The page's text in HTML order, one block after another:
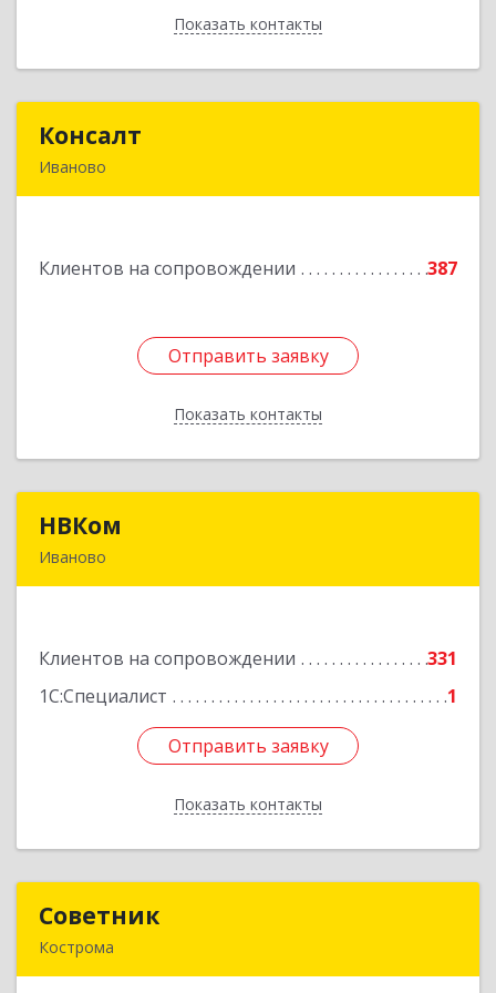
Показать контакты
Назад
Консалт
Иваново
Клиентов на сопровождении 387
Отправить заявку
Показать контакты
Подробнее
Отправить заявку
Назад
НВКом
Иваново
Клиентов на сопровождении
331
1С:Специалист
1
Отправить заявку
Показать контакты
Подробнее
Отправить заявку
Назад
Советник
Кострома